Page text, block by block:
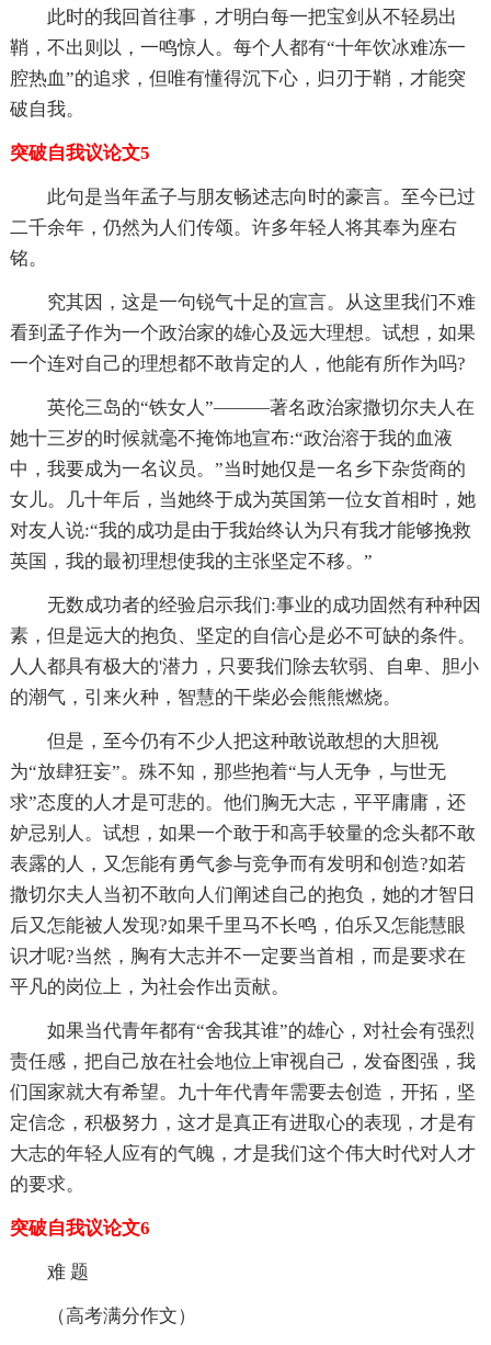
此时的我回首往事，才明白每一把宝剑从不轻易出
鞘，不出则以，一鸣惊人。每个人都有“十年饮冰难冻一
腔热血”的追求，但唯有懂得沉下心，归刃于鞘，才能突
破自我。
突破自我议论文5
此句是当年孟子与朋友畅述志向时的豪言。至今已过
二千余年，仍然为人们传颂。许多年轻人将其奉为座右
铭。
究其因，这是一句锐气十足的宣言。从这里我们不难
看到孟子作为一个政治家的雄心及远大理想。试想，如果
一个连对自己的理想都不敢肯定的人，他能有所作为吗?
英伦三岛的“铁女人”———著名政治家撒切尔夫人在
她十三岁的时候就毫不掩饰地宣布:“政治溶于我的血液
中，我要成为一名议员。”当时她仅是一名乡下杂货商的
女儿。几十年后，当她终于成为英国第一位女首相时，她
对友人说:“我的成功是由于我始终认为只有我才能够挽救
英国，我的最初理想使我的主张坚定不移。”
无数成功者的经验启示我们:事业的成功固然有种种因
素，但是远大的抱负、坚定的自信心是必不可缺的条件。
人人都具有极大的'潜力，只要我们除去软弱、自卑、胆小
的潮气，引来火种，智慧的干柴必会熊熊燃烧。
但是，至今仍有不少人把这种敢说敢想的大胆视
为“放肆狂妄”。殊不知，那些抱着“与人无争，与世无
求”态度的人才是可悲的。他们胸无大志，平平庸庸，还
妒忌别人。试想，如果一个敢于和高手较量的念头都不敢
表露的人，又怎能有勇气参与竞争而有发明和创造?如若
撒切尔夫人当初不敢向人们阐述自己的抱负，她的才智日
后又怎能被人发现?如果千里马不长鸣，伯乐又怎能慧眼
识才呢?当然，胸有大志并不一定要当首相，而是要求在
平凡的岗位上，为社会作出贡献。
如果当代青年都有“舍我其谁”的雄心，对社会有强烈
责任感，把自己放在社会地位上审视自己，发奋图强，我
们国家就大有希望。九十年代青年需要去创造，开拓，坚
定信念，积极努力，这才是真正有进取心的表现，才是有
大志的年轻人应有的气魄，才是我们这个伟大时代对人才
的要求。
突破自我议论文6
难 题
（高考满分作文）